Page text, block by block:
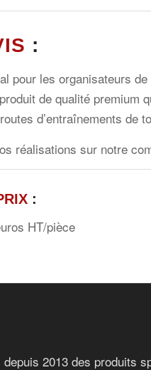
:
pour les organisateurs
de qualité premium
d’entraînements de
réalisations sur notre
:
HT/pièce
2013 des produits